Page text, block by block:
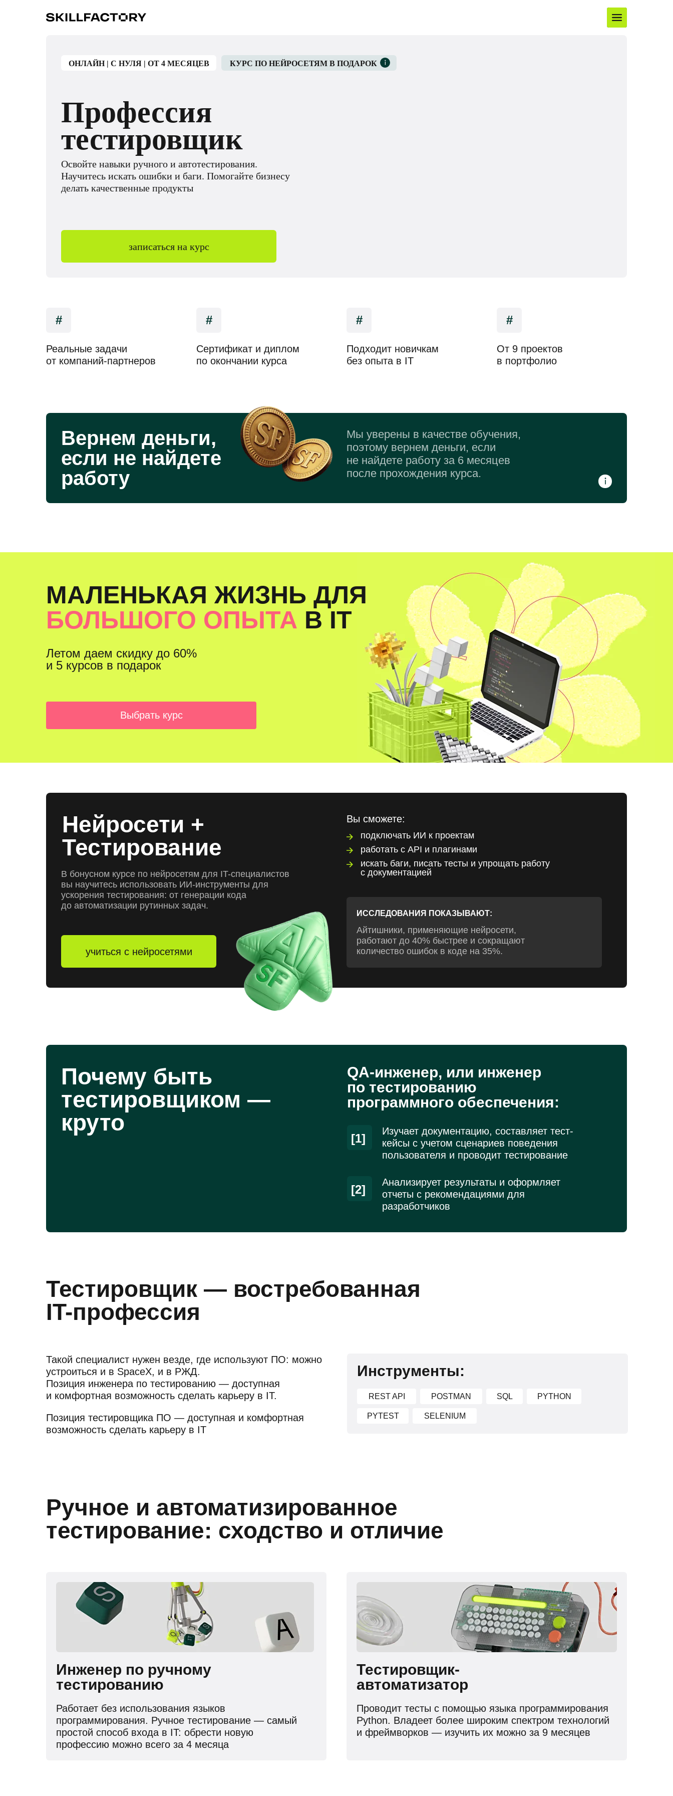
ОНЛАЙН | С НУЛЯ | ОТ 4 МЕСЯЦЕВ
Профессия
тестировщик
Освойте навыки ручного и автотестирования.
Научитесь искать ошибки и баги. Помогайте бизнесу
делать качественные продукты
записаться на курс
КУРС ПО НЕЙРОСЕТЯМ В ПОДАРОК
#
Реальные задачи
от компаний-партнеров
#
Сертификат и диплом
по окончании курса
#
Подходит новичкам
без опыта в IT
#
От 9 проектов
в портфолио
Вернем деньги,
если не найдете
работу
Мы уверены в качестве обучения,
поэтому вернем деньги, если
не найдете работу за 6 месяцев
после прохождения курса.
Летом даем скидку до 60%
и 5 курсов в подарок
МАЛЕНЬКАЯ ЖИЗНЬ ДЛЯ
БОЛЬШОГО ОПЫТА В IT
Выбрать курс
Нейросети +
Тестирование
В бонусном курсе по нейросетям для IT-специалистов
вы научитесь использовать ИИ-инструменты для
ускорения тестирования: от генерации кода
до автоматизации рутинных задач.
учиться с нейросетями
ИССЛЕДОВАНИЯ ПОКАЗЫВАЮТ:
Айтишники, применяющие нейросети,
работают до 40% быстрее и сокращают
количество ошибок в коде на 35%.
Вы сможете:
подключать ИИ к проектам
работать с API и плагинами
искать баги, писать тесты и упрощать работу
с документацией
Почему быть
тестировщиком —
круто
QA-инженер, или инженер
по тестированию
программного обеспечения:
[1]
Изучает документацию, составляет тест-
кейсы с учетом сценариев поведения
пользователя и проводит тестирование
[2]
Анализирует результаты и оформляет
отчеты с рекомендациями для
разработчиков
Тестировщик — востребованная
IT-профессия
Такой специалист нужен везде, где используют ПО: можно
устроиться и в SpaceX, и в РЖД.
Позиция инженера по тестированию — доступная
и комфортная возможность сделать карьеру в IT.
Позиция тестировщика ПО — доступная и комфортная
возможность сделать карьеру в IT
Инструменты:
REST API POSTMAN SQL PYTHON
PYTEST SELENIUM
Ручное и автоматизированное
тестирование: сходство и отличие
Инженер по ручному
тестированию
Работает без использования языков
программирования. Ручное тестирование — самый
простой способ входа в IT: обрести новую
профессию можно всего за 4 месяца
Тестировщик-
автоматизатор
Проводит тесты с помощью языка программирования
Python. Владеет более широким спектром технологий
и фреймворков — изучить их можно за 9 месяцев